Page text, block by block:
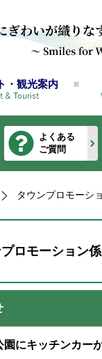
・観光案内
よくある
ご質問
タウンプロモーシ
ロモーション係
園にキッチンカー